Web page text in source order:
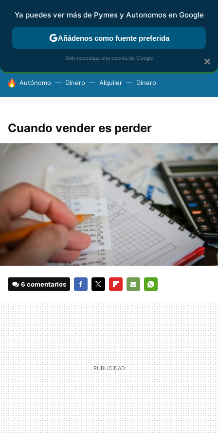
FISCALIDAD Y CONTABILIDAD KIT DIGITAL RENTA
HOY SE HABLA DE
Autónomo Dinero Alquiler Dinero
Cuando vender es perder
6 comentarios
MAIL
×
Ya puedes ver más de Pymes y Autonomos en Google
Añádenos como fuente preferida
Solo necesitas una cuenta de Google